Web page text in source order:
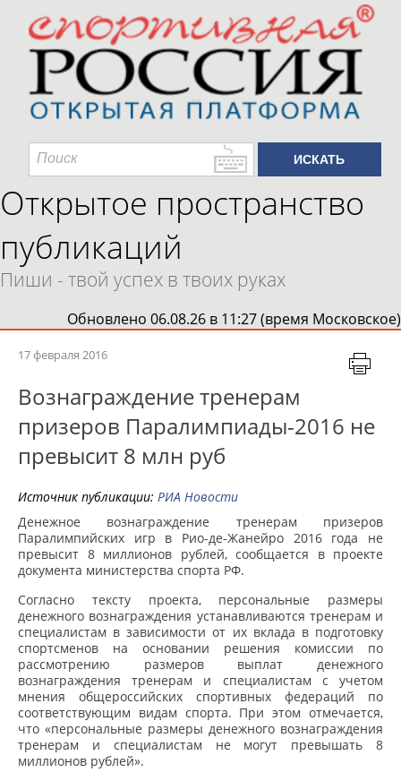
Открытое пространство
публикаций
Пиши - твой успех в твоих руках
Обновлено 06.08.26 в 11:27 (время Московское)
17 февраля 2016
Вознаграждение тренерам
призеров Паралимпиады-2016 не
превысит 8 млн руб
Источник публикации: РИА Новости
Денежное вознаграждение тренерам призеров
Паралимпийских игр в Рио-де-Жанейро 2016 года не
превысит 8 миллионов рублей, сообщается в проекте
документа министерства спорта РФ.
Согласно тексту проекта, персональные размеры
денежного вознаграждения устанавливаются тренерам и
специалистам в зависимости от их вклада в подготовку
спортсменов на основании решения комиссии по
рассмотрению размеров выплат денежного
вознаграждения тренерам и специалистам с учетом
мнения общероссийских спортивных федераций по
соответствующим видам спорта. При этом отмечается,
что «персональные размеры денежного вознаграждения
тренерам и специалистам не могут превышать 8
миллионов рублей».